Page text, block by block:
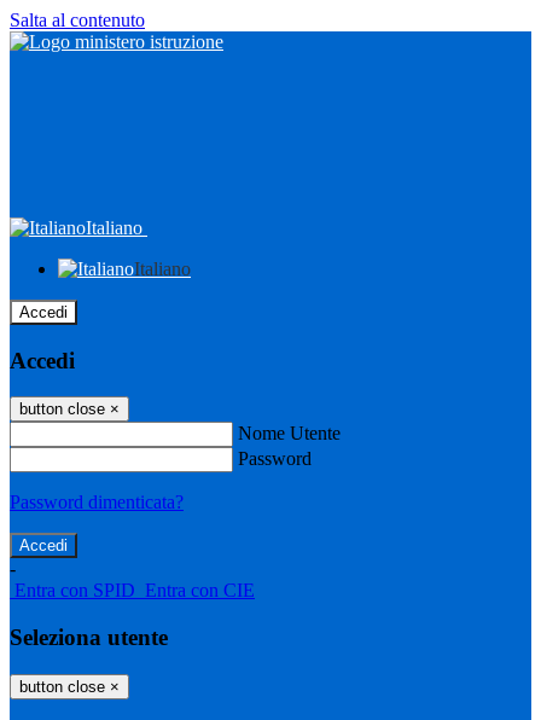
Salta al contenuto
Italiano
Italiano
Accedi
Accedi
button close ×
Nome Utente
Password
Password dimenticata?
-
Entra con SPID Entra con CIE
Seleziona utente
button close ×